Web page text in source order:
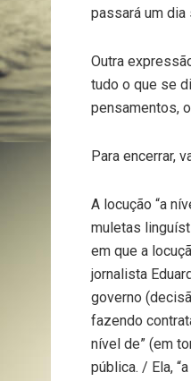
passará um
Outra
tudo o que se
pensamentos,
Para encerrar,
A locução “a
muletas
em que a
jornalista
governo
fazendo
nível de” (em
pública. / Ela,